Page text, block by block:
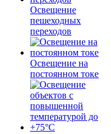
Освещение
пешеходных
переходов
Освещение на
постоянном токе